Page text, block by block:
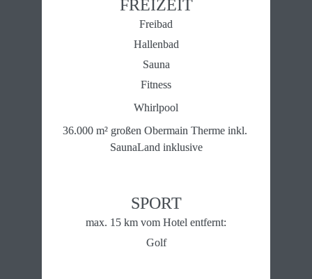
FREIZEIT
Freibad
Hallenbad
Sauna
Fitness
Whirlpool
36.000 m² großen Obermain Therme inkl.
SaunaLand inklusive
SPORT
max. 15 km vom Hotel entfernt:
Golf